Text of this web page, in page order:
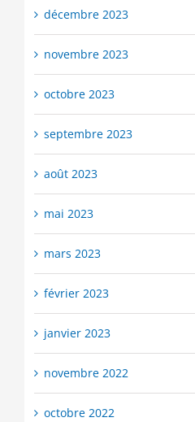
décembre 2023
novembre 2023
octobre 2023
septembre 2023
août 2023
mai 2023
mars 2023
février 2023
janvier 2023
novembre 2022
octobre 2022